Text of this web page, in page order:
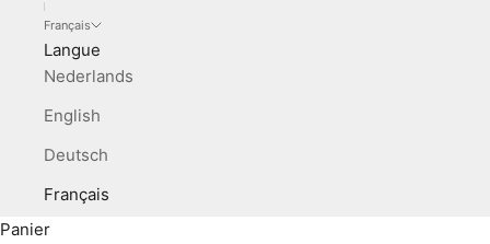
Français
Langue
Nederlands
English
Deutsch
Français
Panier